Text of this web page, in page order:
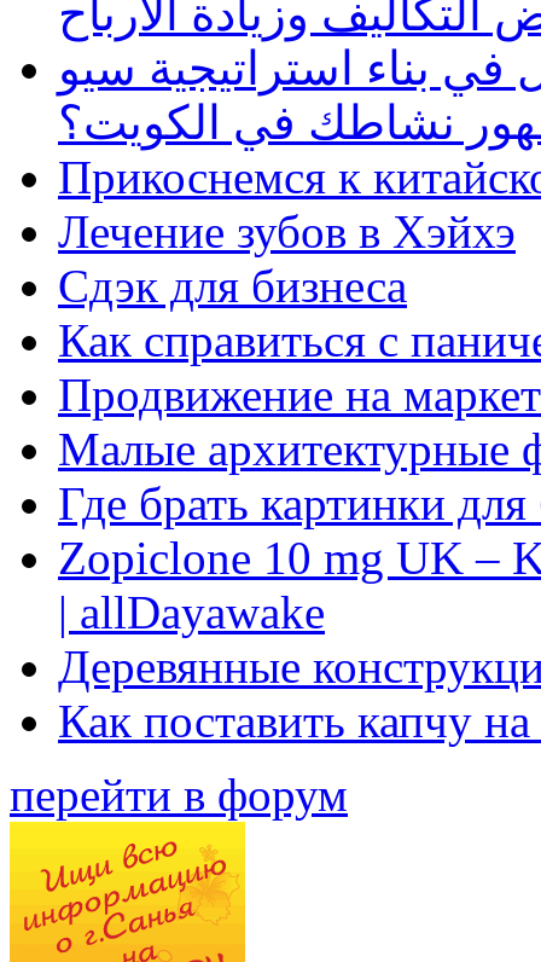
وزيادة الأرباح
بناء استراتيجية سيو
نشاطك في الكويت؟
Прикоснемся к
Лечение зубов в Хэйхэ
Сдэк для бизнеса
Как справиться с
Продвижение на
Малые архитектурные
Где брать картинки
Zopiclone 10 mg UK –
| allDayawake
Деревянные
Как поставить капчу
перейти в форум